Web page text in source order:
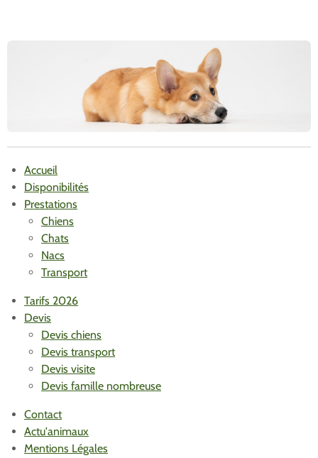
Accueil
Disponibilités
Prestations
Chiens
Chats
Nacs
Transport
Tarifs 2026
Devis
Devis chiens
Devis transport
Devis visite
Devis famille nombreuse
Contact
Actu'animaux
Mentions Légales